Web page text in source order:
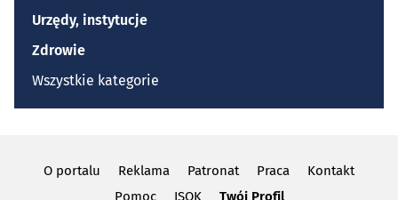
Urzędy, instytucje
Zdrowie
Wszystkie kategorie
O portalu Reklama Patronat Praca
Kontakt